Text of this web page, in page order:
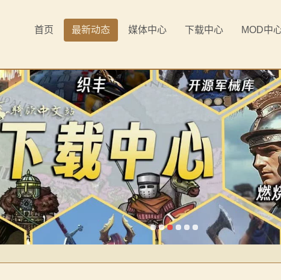
首页 最新动态 媒体中心 下载中心 MOD中
回来啦！《罗多克的崛起》让你轻松反骑！